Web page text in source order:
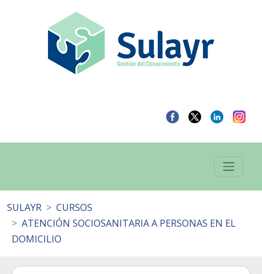
SULAYR
CURSOS
ATENCIÓN SOCIOSANITARIA A PERSONAS EN EL
DOMICILIO